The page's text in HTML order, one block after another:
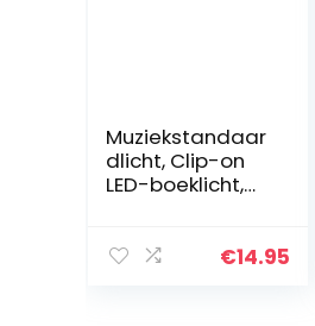
Muziekstandaar
dlicht, Clip-on
LED-boeklicht,
Mini Dubbel
€14.95